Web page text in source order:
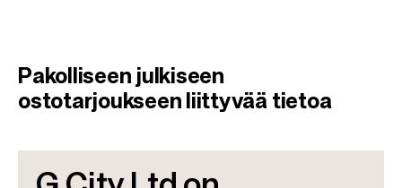
Pakolliseen julkiseen
ostotarjoukseen liittyvää tietoa